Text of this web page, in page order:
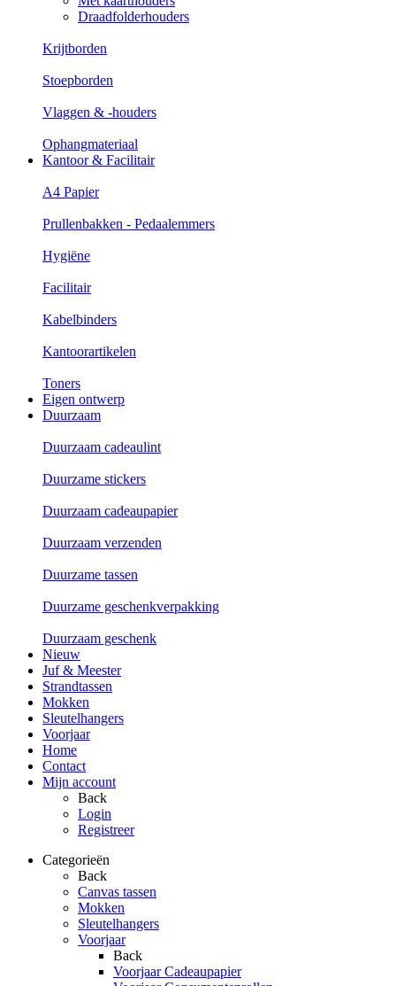
Draadfolderhouders
Krijtborden
Stoepborden
Vlaggen & -houders
Ophangmateriaal
Kantoor & Facilitair
A4 Papier
Prullenbakken - Pedaalemmers
Hygiëne
Facilitair
Kabelbinders
Kantoorartikelen
Toners
Eigen ontwerp
Duurzaam
Duurzaam cadeaulint
Duurzame stickers
Duurzaam cadeaupapier
Duurzaam verzenden
Duurzame tassen
Duurzame geschenkverpakking
Duurzaam geschenk
Nieuw
Juf & Meester
Strandtassen
Mokken
Sleutelhangers
Voorjaar
Home
Contact
Mijn account
Back
Login
Registreer
Categorieën
Back
Canvas tassen
Mokken
Sleutelhangers
Voorjaar
Back
Voorjaar Cadeaupapier